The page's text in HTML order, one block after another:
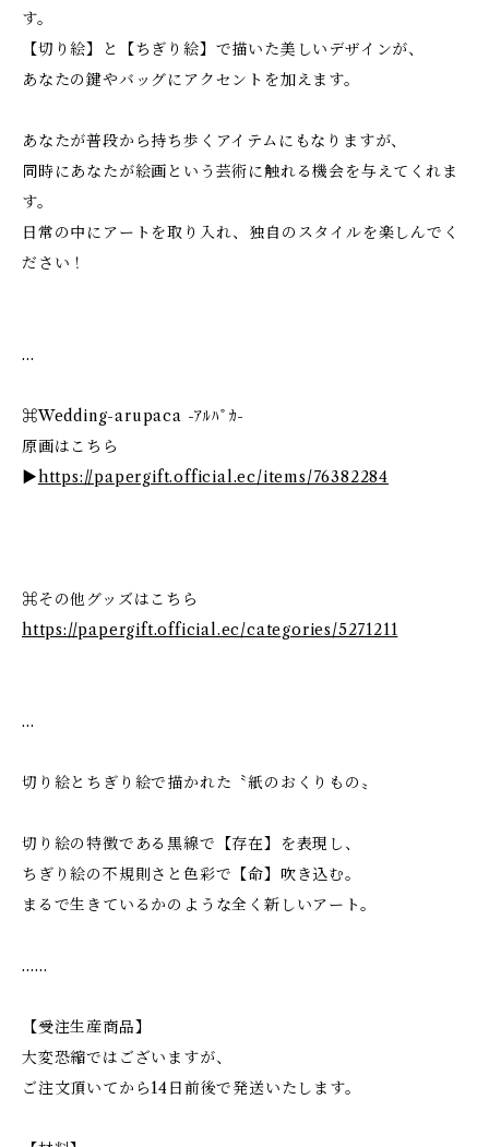
す。
【切り絵】と【ちぎり絵】で描いた美しいデザインが、
あなたの鍵やバッグにアクセントを加えます。
あなたが普段から持ち歩くアイテムにもなりますが、
同時にあなたが絵画という芸術に触れる機会を与えてくれま
す。
日常の中にアートを取り入れ、独自のスタイルを楽しんでく
ださい！
…
⌘Wedding-arupaca -ｱﾙﾊﾟｶ-
原画はこちら
▶https://papergift.official.ec/items/76382284
⌘その他グッズはこちら
https://papergift.official.ec/categories/5271211
…
切り絵とちぎり絵で描かれた〝紙のおくりもの〟
切り絵の特徴である黒線で【存在】を表現し、
ちぎり絵の不規則さと色彩で【命】吹き込む。
まるで生きているかのような全く新しいアート。
……
【受注生産商品】
大変恐縮ではございますが、
ご注文頂いてから14日前後で発送いたします。